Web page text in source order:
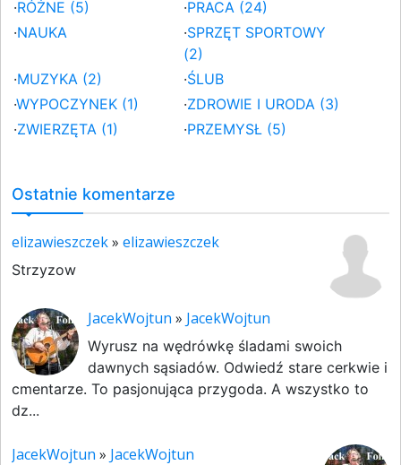
·RÓŻNE (5) ·PRACA (24)
·NAUKA ·SPRZĘT SPORTOWY
(2)
·MUZYKA (2) ·ŚLUB
·WYPOCZYNEK (1) ·ZDROWIE I URODA (3)
·ZWIERZĘTA (1) ·PRZEMYSŁ (5)
Ostatnie komentarze
elizawieszczek» elizawieszczek
Strzyzow
JacekWojtun » JacekWojtun
Wyrusz na wędrówkę śladami swoich
dawnych sąsiadów. Odwiedź stare cerkwie i
cmentarze. To pasjonująca przygoda. A wszystko to
dz...
JacekWojtun » JacekWojtun